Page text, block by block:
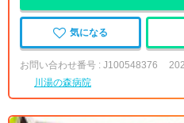
気になる
お問い合わせ番号 : J100548376
川湯の森病院